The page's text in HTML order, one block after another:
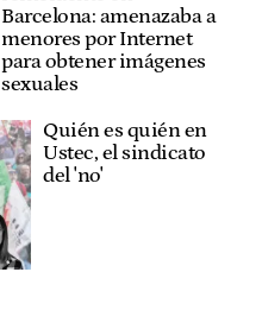
Barcelona: amenazaba a
menores por Internet
para obtener imágenes
sexuales
Quién es quién en
Ustec, el sindicato
del 'no'